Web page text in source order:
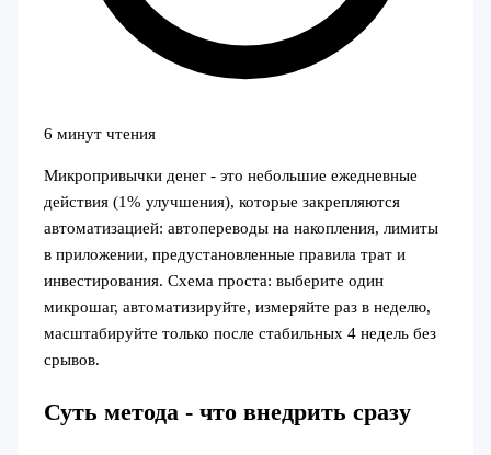
6 минут чтения
Микропривычки денег - это небольшие ежедневные
действия (1% улучшения), которые закрепляются
автоматизацией: автопереводы на накопления, лимиты
в приложении, предустановленные правила трат и
инвестирования. Схема проста: выберите один
микрошаг, автоматизируйте, измеряйте раз в неделю,
масштабируйте только после стабильных 4 недель без
срывов.
Суть метода - что внедрить сразу